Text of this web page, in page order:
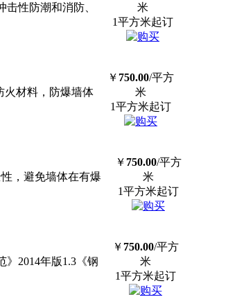
性防潮和消防、
米
1平方米起订
火材料，防爆墙体
￥ 750.00/平方
米
1平方米起订
，避免墙体在有爆
￥ 750.00/平方
米
1平方米起订
2014年版1.3《钢
￥ 750.00/平方
米
1平方米起订